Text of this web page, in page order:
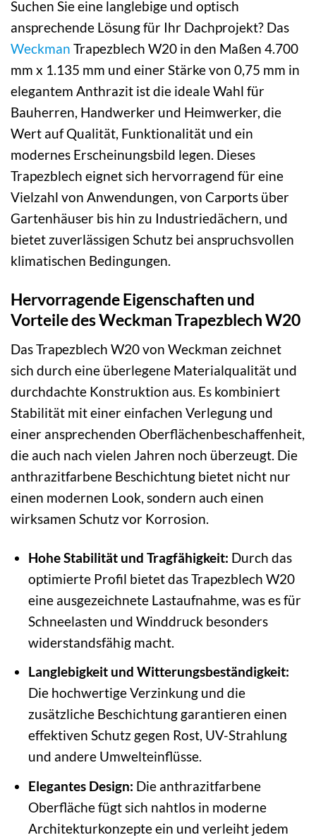
Suchen Sie eine langlebige und optisch
ansprechende Lösung für Ihr Dachprojekt? Das
Weckman Trapezblech W20 in den Maßen 4.700
mm x 1.135 mm und einer Stärke von 0,75 mm in
elegantem Anthrazit ist die ideale Wahl für
Bauherren, Handwerker und Heimwerker, die
Wert auf Qualität, Funktionalität und ein
modernes Erscheinungsbild legen. Dieses
Trapezblech eignet sich hervorragend für eine
Vielzahl von Anwendungen, von Carports über
Gartenhäuser bis hin zu Industriedächern, und
bietet zuverlässigen Schutz bei anspruchsvollen
klimatischen Bedingungen.
Hervorragende Eigenschaften und
Vorteile des Weckman Trapezblech W20
Das Trapezblech W20 von Weckman zeichnet
sich durch eine überlegene Materialqualität und
durchdachte Konstruktion aus. Es kombiniert
Stabilität mit einer einfachen Verlegung und
einer ansprechenden Oberflächenbeschaffenheit,
die auch nach vielen Jahren noch überzeugt. Die
anthrazitfarbene Beschichtung bietet nicht nur
einen modernen Look, sondern auch einen
wirksamen Schutz vor Korrosion.
Hohe Stabilität und Tragfähigkeit: Durch das
optimierte Profil bietet das Trapezblech W20
eine ausgezeichnete Lastaufnahme, was es für
Schneelasten und Winddruck besonders
widerstandsfähig macht.
Langlebigkeit und Witterungsbeständigkeit:
Die hochwertige Verzinkung und die
zusätzliche Beschichtung garantieren einen
effektiven Schutz gegen Rost, UV-Strahlung
und andere Umwelteinflüsse.
Elegantes Design: Die anthrazitfarbene
Oberfläche fügt sich nahtlos in moderne
Architekturkonzepte ein und verleiht jedem